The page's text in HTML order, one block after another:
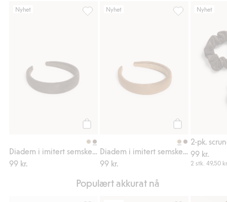
Nyhet
99 kr.
Nyhet
99 kr.
Nyhet
99 kr.
2 stk.49,50
Populært akkurat nå